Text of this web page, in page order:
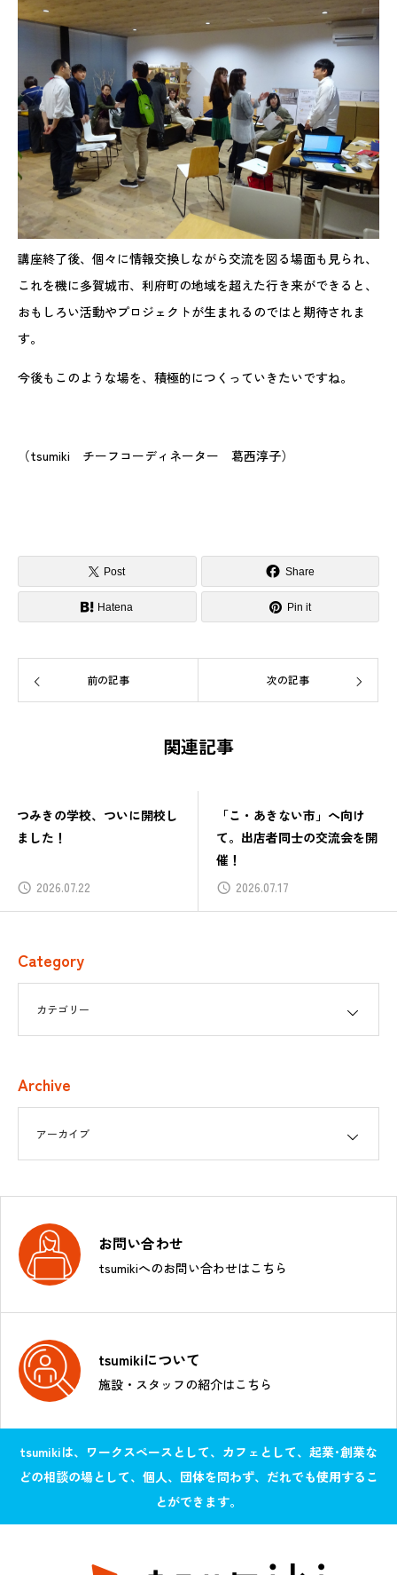
講座終了後、個々に情報交換しながら交流を図る場面も見られ、
これを機に多賀城市、利府町の地域を超えた行き来ができると、
おもしろい活動やプロジェクトが生まれるのではと期待されま
す。
今後もこのような場を、積極的につくっていきたいですね。
（tsumiki チーフコーディネーター 葛西淳子）
Post Share
Hatena Pin it
前の記事 次の記事
関連記事
つみきの学校、ついに開校し
ました！
2026.07.22
「こ・あきない市」へ向け
て。出店者同士の交流会を開
催！
2026.07.17
Category
Archive
お問い合わせ
tsumikiへのお問い合わせはこちら
tsumikiについて
施設・スタッフの紹介はこちら
tsumikiは、ワークスペースとして、カフェとして、起業･創業な
どの相談の場として、個人、団体を問わず、だれでも使用するこ
とができます。